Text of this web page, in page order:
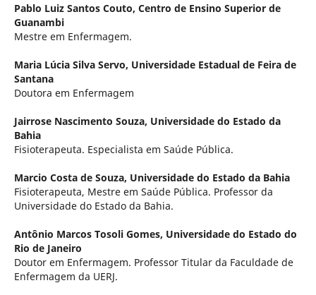
Pablo Luiz Santos Couto, Centro de Ensino Superior de
Guanambi
Mestre em Enfermagem.
Maria Lúcia Silva Servo, Universidade Estadual de Feira de
Santana
Doutora em Enfermagem
Jairrose Nascimento Souza, Universidade do Estado da
Bahia
Fisioterapeuta. Especialista em Saúde Pública.
Marcio Costa de Souza, Universidade do Estado da Bahia
Fisioterapeuta, Mestre em Saúde Pública. Professor da
Universidade do Estado da Bahia.
Antônio Marcos Tosoli Gomes, Universidade do Estado do
Rio de Janeiro
Doutor em Enfermagem. Professor Titular da Faculdade de
Enfermagem da UERJ.